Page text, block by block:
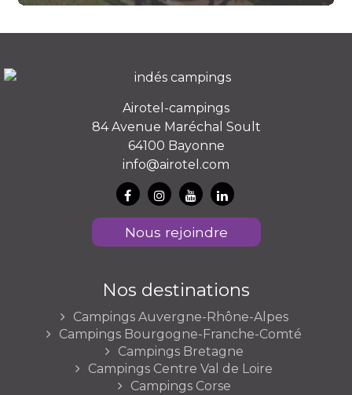
Airotel-campings
84 Avenue Maréchal Soult
64100 Bayonne
info@airotel.com
Nous rejoindre
Nos destinations
Campings Auvergne-Rhône-Alpes
Campings Bourgogne-Franche-Comté
Campings Bretagne
Campings Centre Val de Loire
Campings Corse